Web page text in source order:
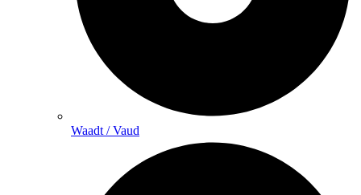
Waadt / Vaud